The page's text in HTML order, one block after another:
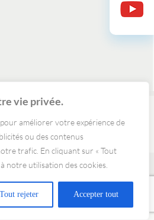
vie privée.
améliorer votre expérience de
ou des contenus
trafic. En cliquant sur « Tout
notre utilisation des cookies.
Tout rejeter Accepter tout